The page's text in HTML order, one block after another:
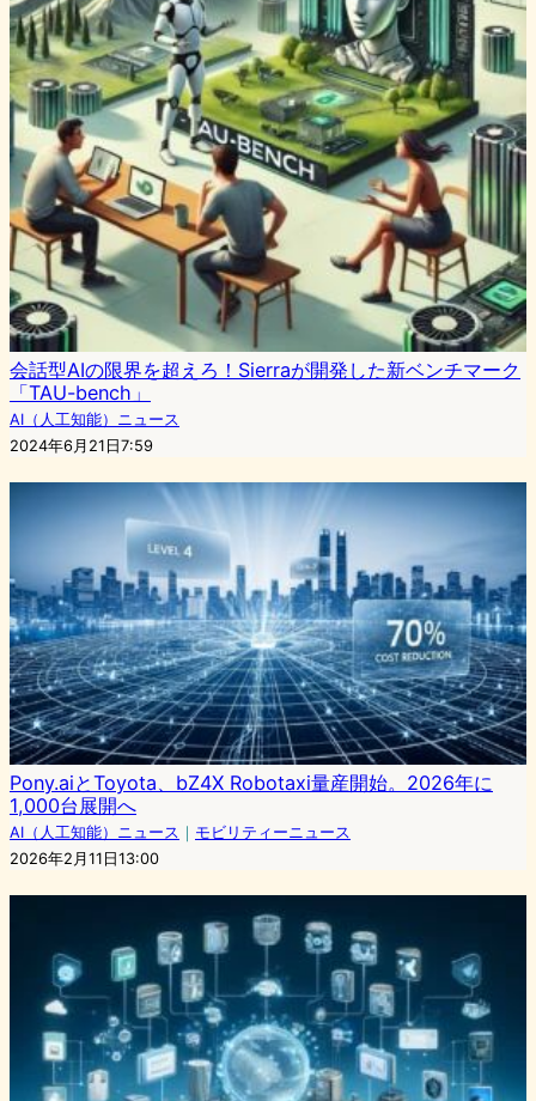
会話型AIの限界を超えろ！Sierraが開発した新ベンチマーク
「TAU-bench」
AI（人工知能）ニュース
2024年6月21日7:59
Pony.aiとToyota、bZ4X Robotaxi量産開始。2026年に
1,000台展開へ
AI（人工知能）ニュース ｜ モビリティーニュース
2026年2月11日13:00